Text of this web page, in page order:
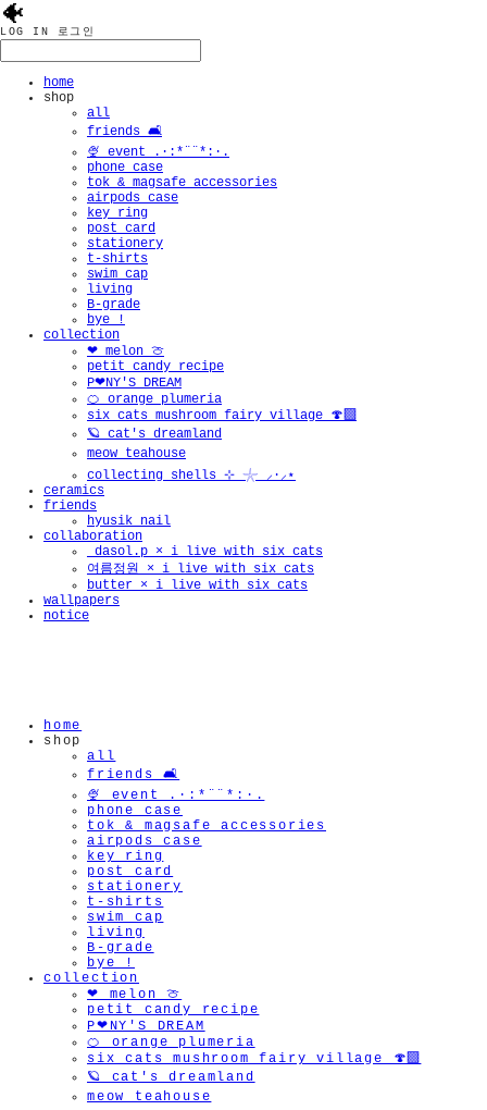
🐠
LOG IN 로그인
home
shop
all
friends 🛋️
🍨 event .·:*¨¨*:·.
phone case
tok & magsafe accessories
airpods case
key ring
post card
stationery
t-shirts
swim cap
living
B-grade
bye !
collection
❤︎ melon 🍈
petit candy recipe
P❤︎NY'S DREAM
🍊 orange plumeria
six cats mushroom fairy village 🍄‍🟫
🪐 cat's dreamland
meow teahouse
collecting shells ⊹ 𓇼 ⸝·⸝⋆
ceramics
friends
hyusik_nail
collaboration
_dasol.p × i live with six cats
여름정원 × i live with six cats
butter × i live with six cats
wallpapers
notice
home
shop
all
friends 🛋️
🍨 event .·:*¨¨*:·.
phone case
tok & magsafe accessories
airpods case
key ring
post card
stationery
t-shirts
swim cap
living
B-grade
bye !
collection
❤︎ melon 🍈
petit candy recipe
P❤︎NY'S DREAM
🍊 orange plumeria
six cats mushroom fairy village 🍄‍🟫
🪐 cat's dreamland
meow teahouse